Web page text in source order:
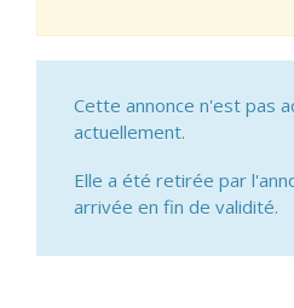
Cette annonce n'est pas
actuellement.
Elle a été retirée par
arrivée en fin de validité.